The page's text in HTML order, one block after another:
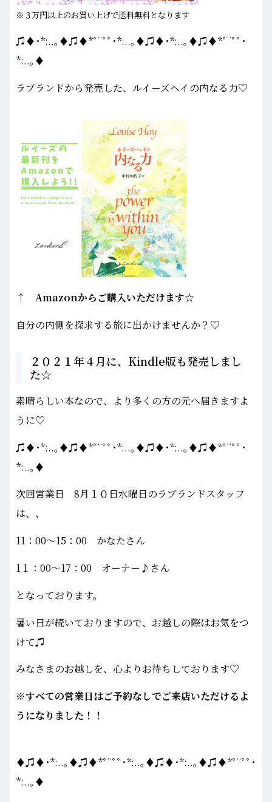
※３万円以上のお買い上げで送料無料となります
♫♦･*:..｡♦♫♦*ﾟ¨ﾟﾟ･*:..｡♦♫♦･*:..｡♦♫♦*ﾟ¨ﾟﾟ･
*:..｡♦
ラブランドから発売した、ルイーズヘイの内なる力♡
↑ Amazonからご購入いただけます☆
自分の内側を探求する旅に出かけませんか？♡
２０２１年４月に、Kindle版も発売しまし
た☆
素晴らしい本なので、より多くの方の元へ届きますよ
うに♡
♫♦･*:..｡♦♫♦*ﾟ¨ﾟﾟ･*:..｡♦♫♦･*:..｡♦♫♦*ﾟ¨ﾟﾟ･
*:..｡♦
次回営業日 8月１０日水曜日のラブランドスタッフ
は、、
11：00～15：00 かなたさん
1１：00～17：00 オーナー♪さん
となっております。
暑い日が続いておりますので、お越しの際はお気をつ
けて♫
みなさまのお越しを、心よりお待ちしております♡
※すべての営業日はご予約なしでご来店いただけるよ
うになりました！！
♦♫♦･*:..｡♦♫♦*ﾟ¨ﾟﾟ･*:..｡♦♫♦･*:..｡♦♫♦*ﾟ¨ﾟﾟ･
*:..｡♦